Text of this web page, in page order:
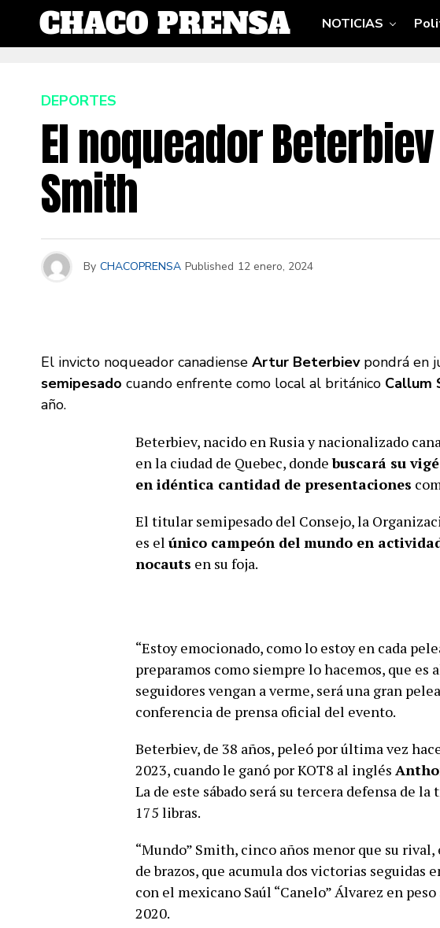
NOTICIAS
DEPORTES
El noqueador
Smith
By CHACOPRENSA Published 12 enero, 2024
El invicto noqueador canadiense Artur Beterbievpondrá en
semipesado cuando enfrente como local al británico Callum
año.
Beterbiev, nacido en Rusia y nacionalizado
en la ciudad de Quebec, dondebuscará su
en idéntica cantidad de presentaciones
El titular semipesado del Consejo, la
es el único campeón del mundo en
nocauts en su foja.
“Estoy emocionado, como lo estoy en cada
preparamos como siempre lo hacemos, que es
seguidores vengan a verme, será una gran
conferencia de prensa oficial del evento.
Beterbiev, de 38 años, peleó por última vez
2023, cuando le ganó por KOT8 al inglés
La de este sábado será su tercera defensa de
175 libras.
“Mundo” Smith, cinco años menor que su
de brazos, que acumula dos victorias seguidas
con el mexicano Saúl “Canelo” Álvarez en
2020.